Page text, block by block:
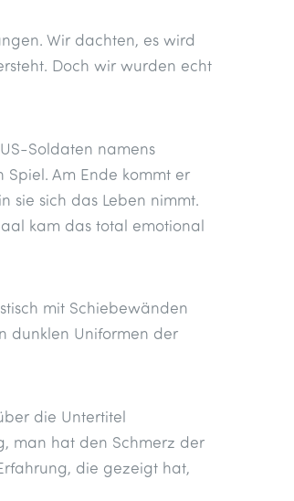
Wir dachten, es wird
Doch wir wurden echt
Soldaten namens
Am Ende kommt er
sie sich das Leben nimmt.
kam das total emotional
mit Schiebewänden
dunklen Uniformen der
die Untertitel
man hat den Schmerz der
die gezeigt hat,